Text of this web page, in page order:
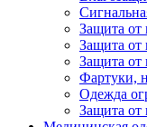
Защита от
Защита
Защита от
Фартуки,
Одежда
Защита от